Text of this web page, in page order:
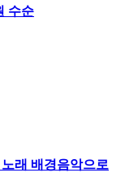
수순
래 배경음악으로